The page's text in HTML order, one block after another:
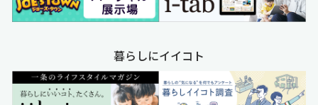
暮らしにイイコト